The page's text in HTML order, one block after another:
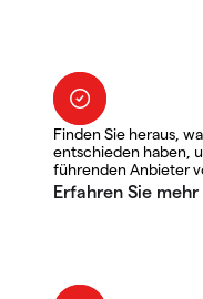
Finden Sie heraus,
entschieden haben,
führenden Anbieter